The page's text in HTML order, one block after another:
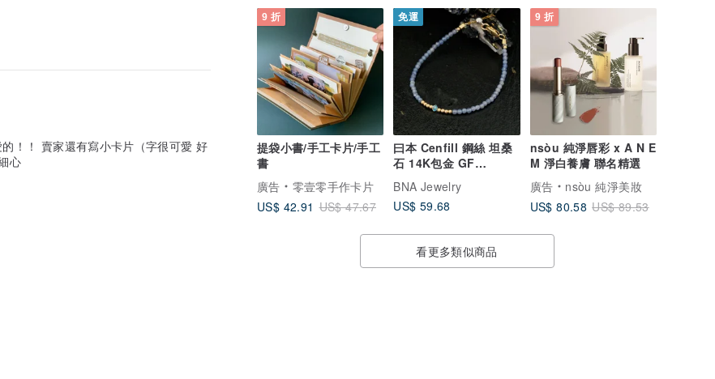
9 折
提袋小書/手工卡片/手工
書
廣告
零壹零手作卡片
US$ 42.91 US$ 47.67
免運
曰本 Cenfill 鋼絲 坦桑
石 14K包金 GF
BNA Jewelry
US$ 59.68
9 折
nsòu 純淨唇彩 x A N E
M 淨白養膚 聯名精選
廣告
nsòu 純淨美妝
US$ 80.58 US$ 89.53
看更多類似商品
心